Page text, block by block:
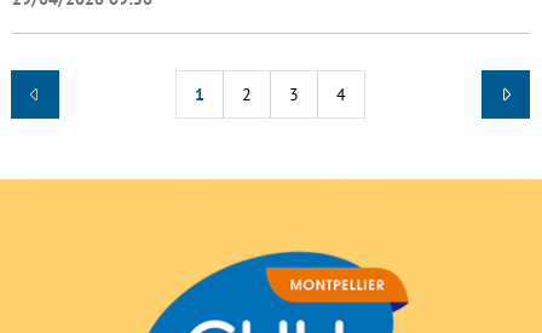
1 2 3 4